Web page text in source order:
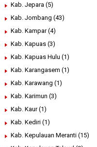
Kab. Jepara (5)
Kab. Jombang (43)
Kab. Kampar (4)
Kab. Kapuas (3)
Kab. Kapuas Hulu (1)
Kab. Karangasem (1)
Kab. Karawang (1)
Kab. Karimun (3)
Kab. Kaur (1)
Kab. Kediri (1)
Kab. Kepulauan Meranti (15)